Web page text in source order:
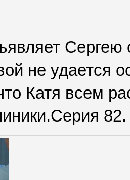
Сергею
не удается
Катя всем
82.